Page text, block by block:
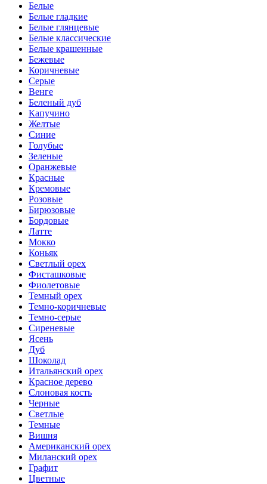
Белые
Белые гладкие
Белые глянцевые
Белые классические
Белые крашенные
Бежевые
Коричневые
Серые
Венге
Беленый дуб
Капучино
Желтые
Синие
Голубые
Зеленые
Оранжевые
Красные
Кремовые
Розовые
Бирюзовые
Бордовые
Латте
Мокко
Коньяк
Светлый орех
Фисташковые
Фиолетовые
Темный орех
Темно-коричневые
Темно-серые
Сиреневые
Ясень
Дуб
Шоколад
Итальянский орех
Красное дерево
Слоновая кость
Черные
Светлые
Темные
Вишня
Американский орех
Миланский орех
Графит
Цветные